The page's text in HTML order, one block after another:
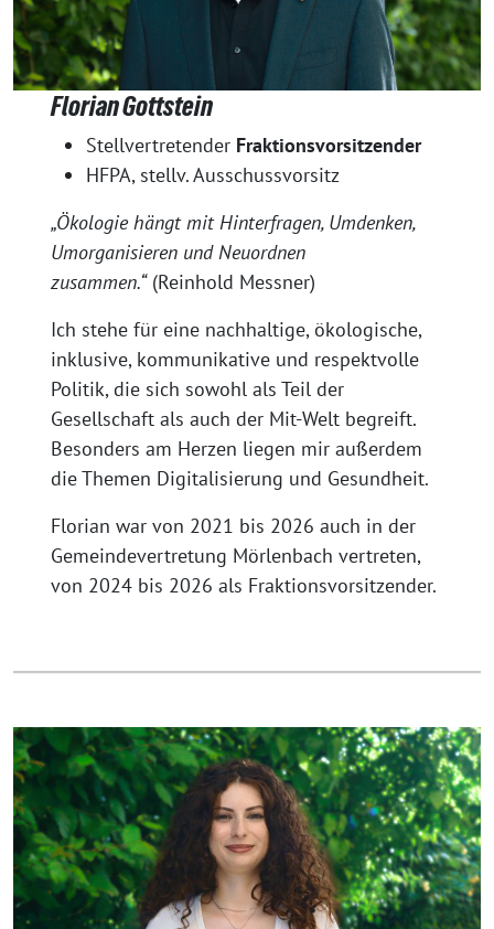
Florian Gottstein
Stellvertretender Fraktionsvorsitzender
HFPA, stellv. Ausschussvorsitz
„Ökologie hängt mit Hinterfragen, Umdenken,
Umorganisieren und Neuordnen
zusammen.“(Reinhold Messner)
Ich stehe für eine nachhaltige, ökologische,
inklusive, kommunikative und respektvolle
Politik, die sich sowohl als Teil der
Gesellschaft als auch der Mit-Welt begreift.
Besonders am Herzen liegen mir außerdem
die Themen Digitalisierung und Gesundheit.
Florian war von 2021 bis 2026 auch in der
Gemeindevertretung Mörlenbach vertreten,
von 2024 bis 2026 als Fraktionsvorsitzender.